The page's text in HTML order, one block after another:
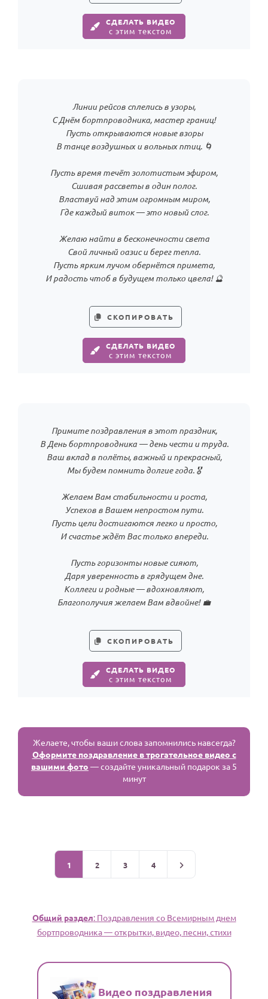
СДЕЛАТЬ ВИДЕО
с этим текстом
Линии рейсов сплелись в узоры,
С Днём бортпроводника, мастер границ!
Пусть открываются новые взоры
В танце воздушных и вольных птиц. 🌀
Пусть время течёт золотистым эфиром,
Сшивая рассветы в один полог.
Властвуй над этим огромным миром,
Где каждый виток — это новый слог.
Желаю найти в бесконечности света
Свой личный оазис и берег тепла.
Пусть ярким лучом обернётся примета,
И радость чтоб в будущем только цвела! 🔮
СКОПИРОВАТЬ
СДЕЛАТЬ ВИДЕО
с этим текстом
Примите поздравления в этот праздник,
В День бортпроводника — день чести и труда.
Ваш вклад в полёты, важный и прекрасный,
Мы будем помнить долгие года. 🎖️
Желаем Вам стабильности и роста,
Успехов в Вашем непростом пути.
Пусть цели достигаются легко и просто,
И счастье ждёт Вас только впереди.
Пусть горизонты новые сияют,
Даря уверенность в грядущем дне.
Коллеги и родные — вдохновляют,
Благополучия желаем Вам вдвойне! 💼
СКОПИРОВАТЬ
СДЕЛАТЬ ВИДЕО
с этим текстом
Желаете, чтобы ваши слова запомнились навсегда?
Оформите поздравление в трогательное видео с
вашими фото — создайте уникальный подарок за 5
минут
1 2 3 4
Общий раздел: Поздравления со Всемирным днем
бортпроводника — открытки, видео, песни, стихи
Видео поздравления